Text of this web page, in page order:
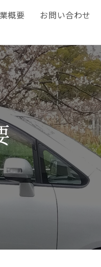
概要 お問い合わせ